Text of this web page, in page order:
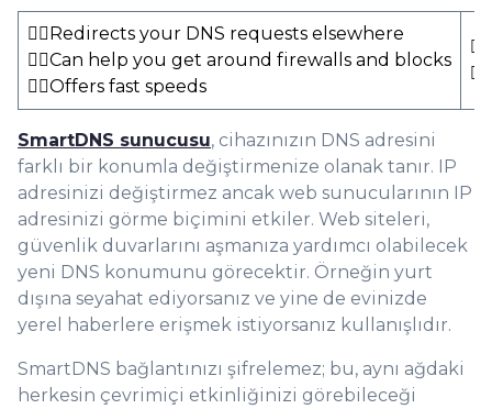
👍🏻Redirects your DNS requests elsewhere
👍🏻Can help you get around firewalls and blocks
👍🏻Offers fast speeds
SmartDNS sunucusu, cihazınızın DNS adresini
farklı bir konumla değiştirmenize olanak tanır. IP
adresinizi değiştirmez ancak web sunucularının IP
adresinizi görme biçimini etkiler. Web siteleri,
güvenlik duvarlarını aşmanıza yardımcı olabilecek
yeni DNS konumunu görecektir. Örneğin yurt
dışına seyahat ediyorsanız ve yine de evinizde
yerel haberlere erişmek istiyorsanız kullanışlıdır.
SmartDNS bağlantınızı şifrelemez; bu, aynı ağdaki
herkesin çevrimiçi etkinliğinizi görebileceği